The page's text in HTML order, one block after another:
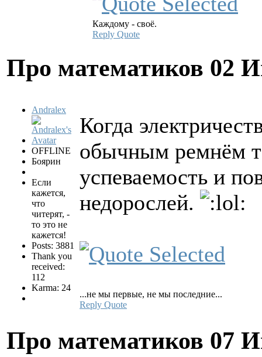
Каждому - своё.
Reply Quote
Про математиков 02
Andralex
OFFLINE
Боярин
Если
кажется,
что
читерят, -
то это не
кажется!
Posts: 3881
Thank you
received:
112
Karma: 24
Когда
обычным ремнём
успеваемость и
недорослей.
...не мы первые, не мы последние...
Reply Quote
Про математиков 07